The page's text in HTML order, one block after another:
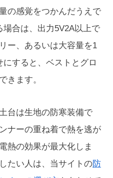
の感覚をつかんだうえで
合は、出力5V2A以上で
ー、あるいは大容量を1
すると、ベストとグロ
きます。
台は生地の防寒装備で
ナーの重ね着で熱を逃が
熱の効果が最大化しま
たい人は、当サイトの防